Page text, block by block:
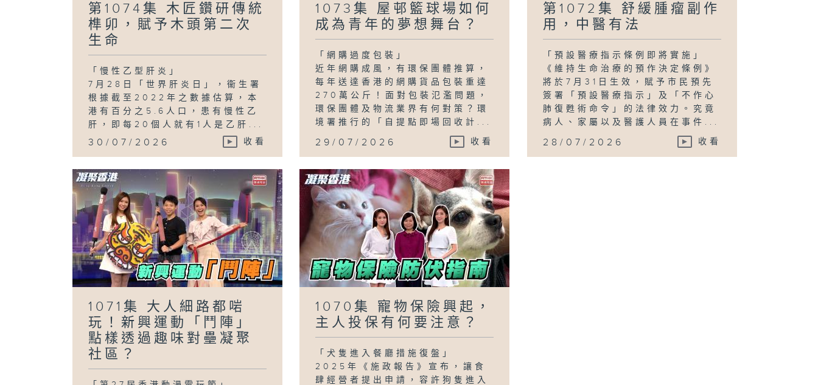
第1074集 木匠鑽研傳統
榫卯，賦予木頭第二次
生命
「慢性乙型肝炎」
7月28日「世界肝炎日」，衞生署
根據截至2022年之數據估算，本
港有百分之5.6人口，患有慢性乙
肝，即每20個人就有1人是乙肝...
30/07/2026 收看
1073集 屋邨籃球場如何
成為青年的夢想舞台？
「網購過度包裝」
近年網購成風，有環保團體推算，
每年送達香港的網購貨品包裝重達
270萬公斤！面對包裝氾濫問題，
環保團體及物流業界有何對策？環
境署推行的「自提點即場回收計...
29/07/2026 收看
第1072集 舒緩腫瘤副作
用，中醫有法
「預設醫療指示條例即將實施」
《維持生命治療的預作決定條例》
將於7月31日生效，賦予市民預先
簽署「預設醫療指示」及「不作心
肺復甦術命令」的法律效力。究竟
病人、家屬以及醫護人員在事件...
28/07/2026 收看
1071集 大人細路都啱
玩！新興運動「鬥陣」
點樣透過趣味對壘凝聚
社區？
1070集 寵物保險興起，
主人投保有何要注意？
「犬隻進入餐廳措施復盤」
2025年《施政報告》宣布，讓食
肆經營者提出申請，容許狗隻進入